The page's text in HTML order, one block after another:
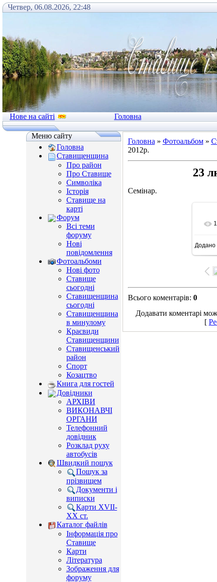
Четвер, 06.08.2026, 22:48
Нове на сайті Головна
Меню сайту
Головна
Ставищенщина
Про район
Про Ставище
Символіка
Історія
Ставище на
карті
Форум
Всі теми
форуму
Нові
повідомлення
Фотоальбоми
Нові фото
Ставище
сьогодні
Ставищенщина
сьогодні
Ставищенщина
в минулому
Краєвиди
Ставищенщини
Ставищенський
район
Спорт
Козацтво
Книга для гостей
Довідники
АРХІВИ
ВИКОНАВЧІ
ОРГАНИ
Телефонний
довідник
Розклад руху
автобусів
Швидкий пошук
Пошук за
прізвищем
Документи і
виписки
Карти XVII-
XX ст.
Каталог файлів
Інформація про
Ставище
Карти
Література
Зображення для
форуму
Головна » Фотоальбом»
2012р.
23
Семінар.
Додано
Всього коментарів: 0
Додавати коментарі
[